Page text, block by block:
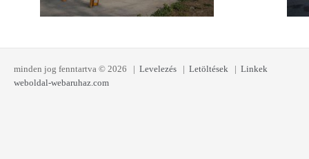
minden jog fenntartva © 2026 | Levelezés | Letöltések | Linkek
weboldal-webaruhaz.com